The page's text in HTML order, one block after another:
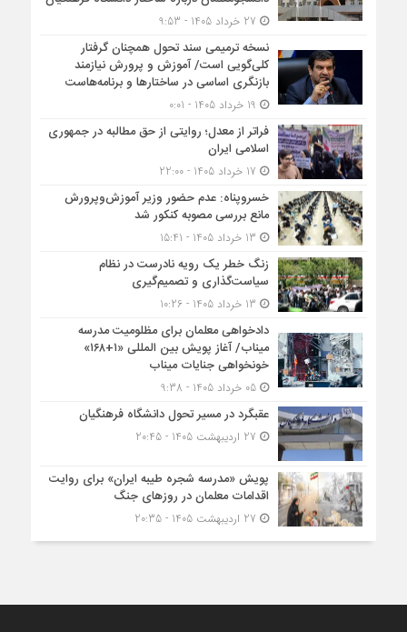
نسخه ترمیمی سند تحول همچنان گرفتار
کلی‌گویی است/ آموزش و پرورش نیازمند
بازنگری اساسی در ساختارها و برنامه‌هاست
فراتر از معدل؛ روایتی از حق مطالبه در جمهوری
اسلامی ایران
خسروپناه: عدم حضور وزیر آموزش‌وپرورش
مانع بررسی مصوبه کنکور شد
زنگ خطر یک رویه نادرست در نظام
سیاست‌گذاری و تصمیم‌گیری
دادخواهی معلمان برای مظلومیت مدرسه
میناب/ آغاز پویش بین المللی «۱+۱۶۸»
خونخواهی جنایات میناب
05 خرداد 1405 - 9:38
عقبگرد در مسیر تحول دانشگاه فرهنگیان
پویش «مدرسه شجره طیبه ایران» برای روایت
اقدامات معلمان در روزهای جنگ